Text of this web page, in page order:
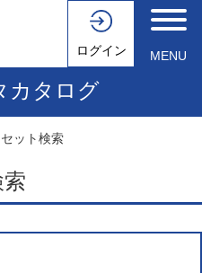
ログイン MENU
カタログ
ット検索